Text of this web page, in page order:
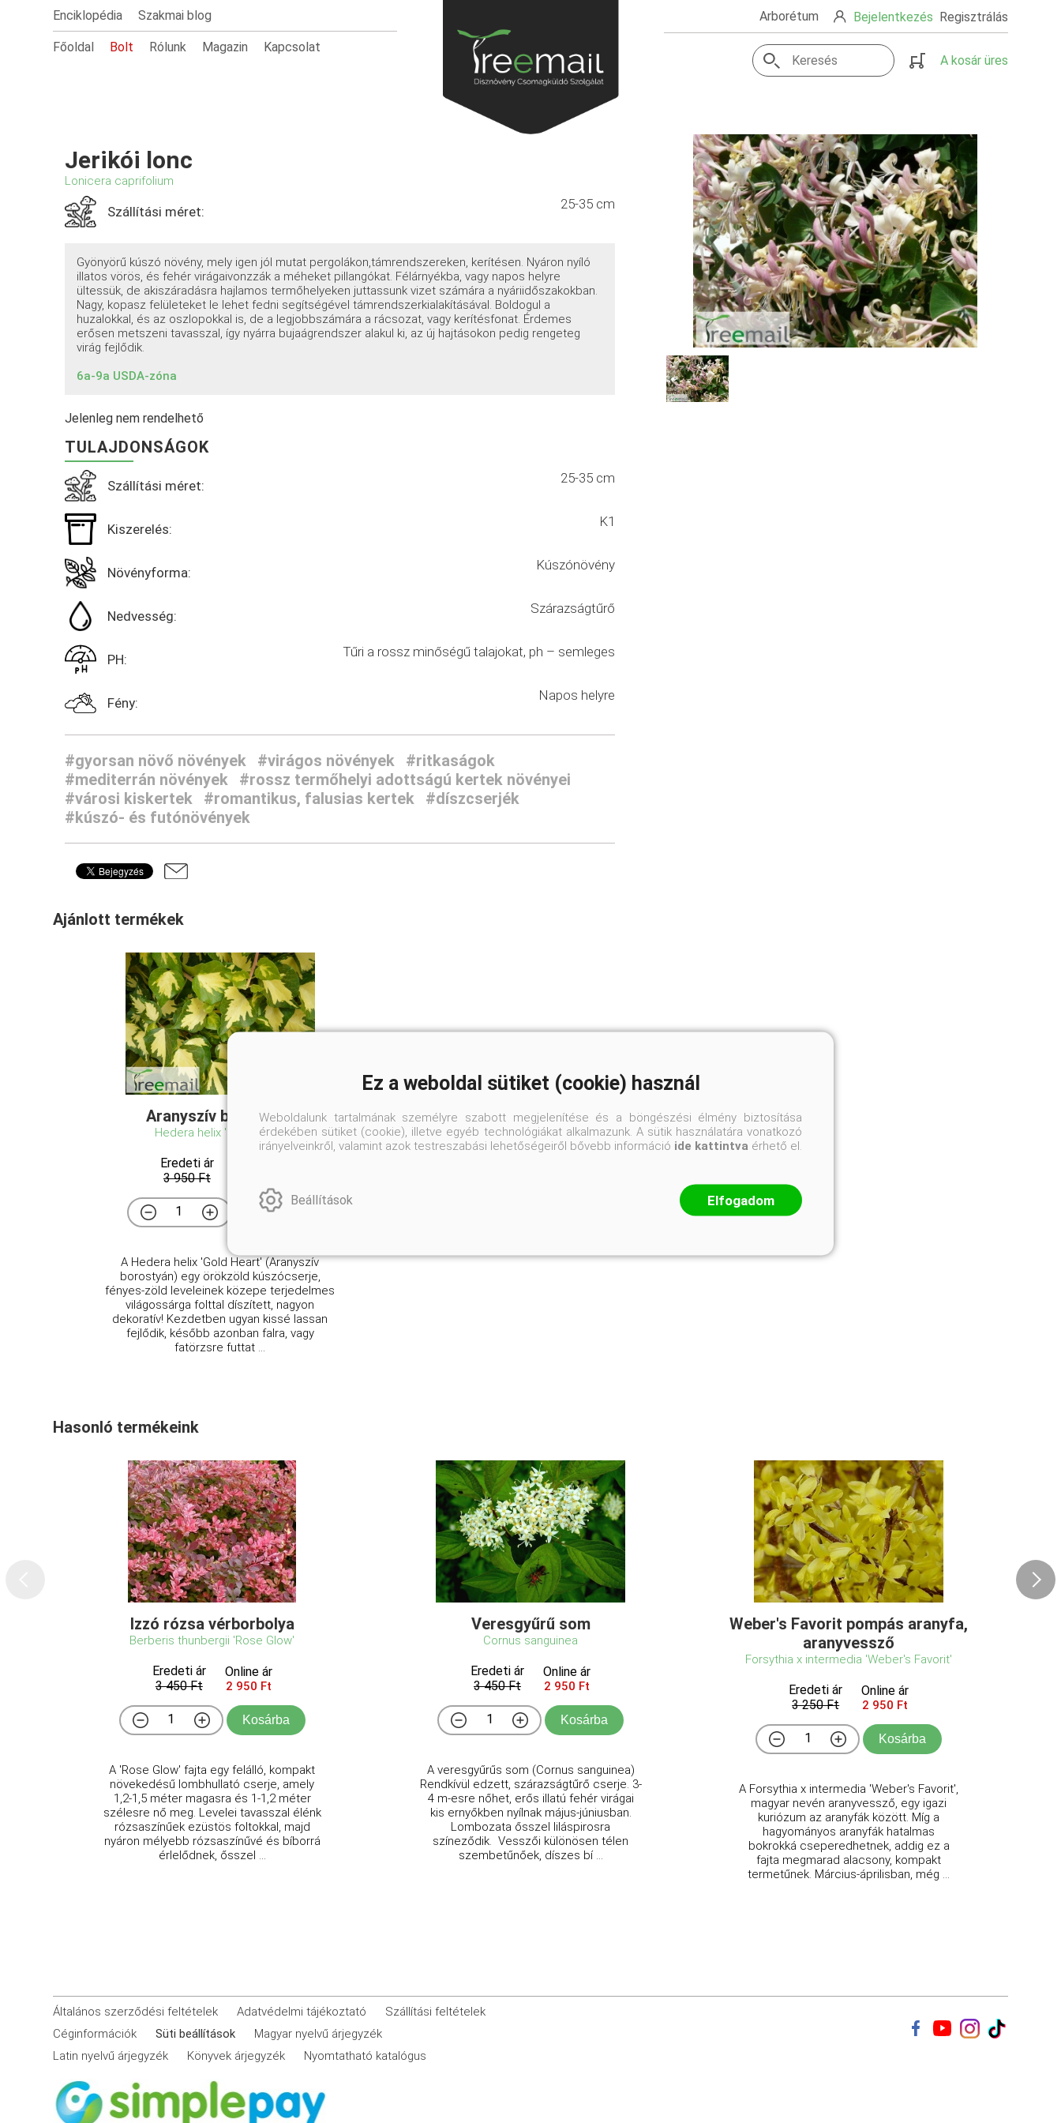
Enciklopédia Szakmai blog
Főoldal Bolt Rólunk Magazin Kapcsolat
Arborétum Bejelentkezés Regisztrálás
A kosár üres
Jerikói lonc
Lonicera caprifolium
Szállítási méret: 25-35 cm
Gyönyörű kúszó növény, mely igen jól mutat pergolákon,támrendszereken, kerítésen. Nyáron nyíló
illatos vörös, és fehér virágaivonzzák a méheket pillangókat. Félárnyékba, vagy napos helyre
ültessük, de akiszáradásra hajlamos termőhelyeken juttassunk vizet számára a nyáriidőszakokban.
Nagy, kopasz felületeket le lehet fedni segítségével támrendszerkialakításával. Boldogul a
huzalokkal, és az oszlopokkal is, de a legjobbszámára a rácsozat, vagy kerítésfonat. Érdemes
erősen metszeni tavasszal, így nyárra bujaágrendszer alakul ki, az új hajtásokon pedig rengeteg
virág fejlődik.
6a-9a USDA-zóna
Jelenleg nem rendelhető
TULAJDONSÁGOK
Szállítási méret: 25-35 cm
Kiszerelés: K1
Növényforma: Kúszónövény
Nedvesség: Szárazságtűrő
PH: Tűri a rossz minőségű talajokat, ph – semleges
Fény: Napos helyre
#gyorsan növő növények #virágos növények
#ritkaságok
#mediterrán növények
#rossz termőhelyi adottságú kertek növényei
#városi kiskertek
#romantikus, falusias kertek
#díszcserjék
#kúszó- és futónövények
Ajánlott termékek
Aranyszív borostyán
Hedera helix 'Gold Heart'
Eredeti ár
3 950 Ft
Kosárba
A Hedera helix 'Gold Heart' (Aranyszív
borostyán) egy örökzöld kúszócserje,
fényes-zöld leveleinek közepe terjedelmes
világossárga folttal díszített, nagyon
dekoratív! Kezdetben ugyan kissé lassan
fejlődik, később azonban falra, vagy
fatörzsre futtat ...
Hasonló termékeink
Izzó rózsa vérborbolya
Berberis thunbergii 'Rose Glow'
Eredeti ár
3 450 Ft
Online ár
2 950 Ft
Kosárba
A 'Rose Glow' fajta egy felálló, kompakt
növekedésű lombhullató cserje, amely
1,2-1,5 méter magasra és 1-1,2 méter
szélesre nő meg. Levelei tavasszal élénk
rózsaszínűek ezüstös foltokkal, majd
nyáron mélyebb rózsaszínűvé és bíborrá
érlelődnek, ősszel ...
Veresgyűrű som
Cornus sanguinea
Eredeti ár
3 450 Ft
Online ár
2 950 Ft
Kosárba
A veresgyűrűs som (Cornus sanguinea)
Rendkívül edzett, szárazságtűrő cserje. 3-
4 m-esre nőhet, erős illatú fehér virágai
kis ernyőkben nyílnak május-júniusban.
Lombozata ősszel liláspirosra
színeződik. Vesszői különösen télen
szembetűnőek, díszes bí ...
Weber's Favorit pompás aranyfa,
aranyvessző
Forsythia x intermedia 'Weber's Favorit'
Eredeti ár
3 250 Ft
Online ár
2 950 Ft
Kosárba
A Forsythia x intermedia 'Weber's Favorit',
magyar nevén aranyvessző, egy igazi
kuriózum az aranyfák között. Míg a
hagyományos aranyfák hatalmas
bokrokká cseperedhetnek, addig ez a
fajta megmarad alacsony, kompakt
termetűnek. Március-áprilisban, még ...
Általános szerződési feltételek Adatvédelmi tájékoztató
Szállítási feltételek
Céginformációk
Süti beállítások
Magyar nyelvű árjegyzék
Latin nyelvű árjegyzék
Könyvek árjegyzék Nyomtatható katalógus
Ez a weboldal sütiket (cookie) használ
Weboldalunk tartalmának személyre szabott megjelenítése és a böngészési élmény biztosítása
érdekében sütiket (cookie), illetve egyéb technológiákat alkalmazunk. A sütik használatára vonatkozó
irányelveinkről, valamint azok testreszabási lehetőségeiről bővebb információ ide kattintva érhető el.
Beállítások Elfogadom